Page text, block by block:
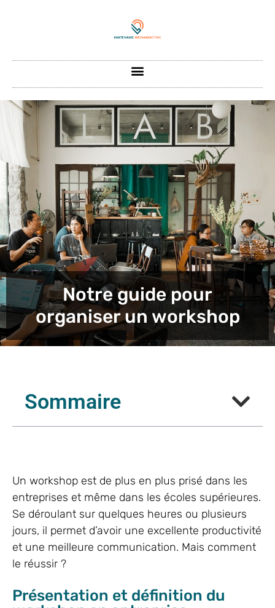
Notre guide pour
organiser un workshop
Sommaire
Un workshop est de plus en plus prisé dans les
entreprises et même dans les écoles supérieures.
Se déroulant sur quelques heures ou plusieurs
jours, il permet d’avoir une excellente productivité
et une meilleure communication. Mais comment
le réussir ?
Présentation et définition du